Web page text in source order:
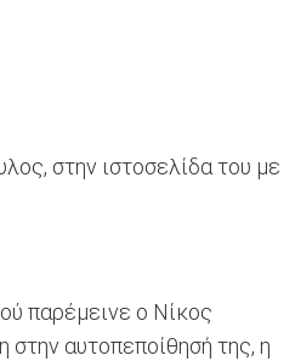
στην ιστοσελίδα του με
παρέμεινε ο Νίκος
αυτοπεποίθησή της, η